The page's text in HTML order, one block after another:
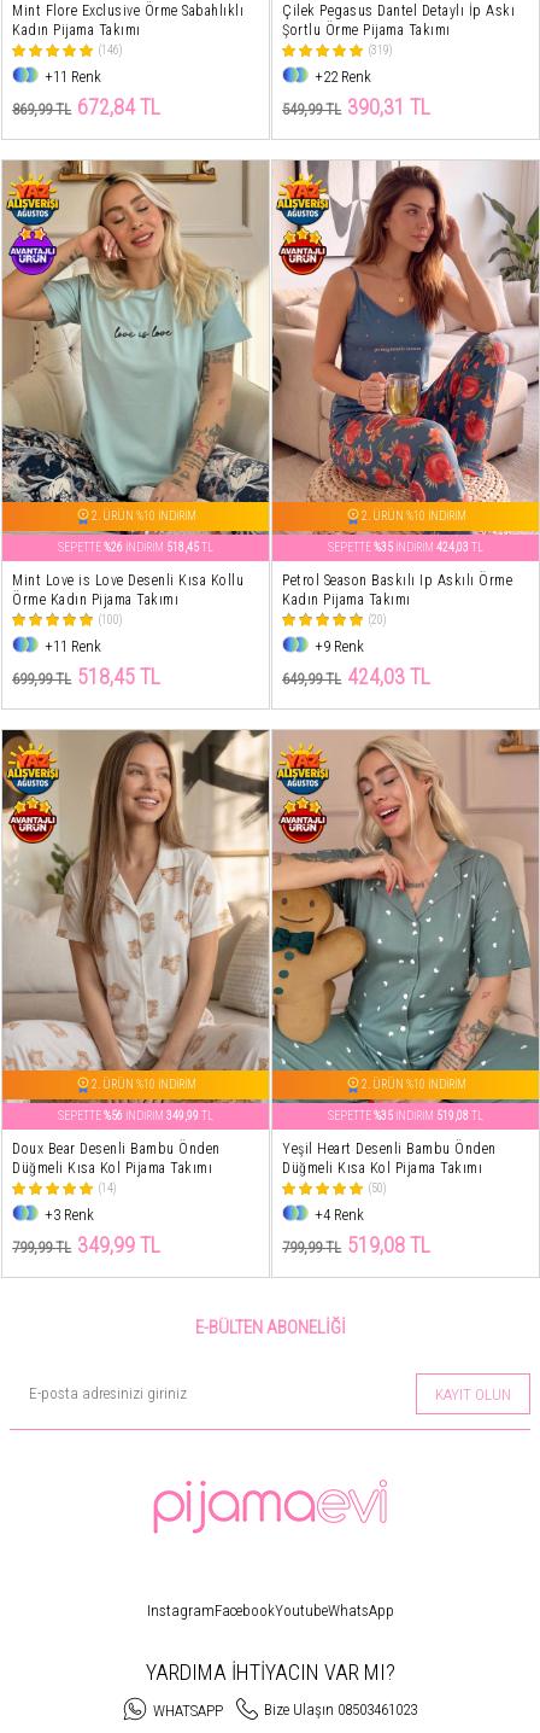
Mint Flore Exclusive Örme Sabahlıklı
Kadın Pijama Takımı
(146)
+11 Renk
869,99 TL 672,84 TL
Çilek Pegasus Dantel Detaylı İp Askı
Şortlu Örme Pijama Takımı
(319)
+22 Renk
549,99 TL 390,31 TL
2. ÜRÜN %10 İNDİRİM
SEPETTE%26 İNDİRİM 518,45TL
Mint Love is Love Desenli Kısa Kollu
Örme Kadın Pijama Takımı
(100)
+11 Renk
699,99 TL 518,45 TL
2. ÜRÜN %10 İNDİRİM
SEPETTE%35 İNDİRİM 424,03 TL
Petrol Season Baskılı Ip Askılı Örme
Kadın Pijama Takımı
(20)
+9 Renk
649,99 TL 424,03 TL
2. ÜRÜN %10 İNDİRİM
SEPETTE%56 İNDİRİM 349,99 TL
Doux Bear Desenli Bambu Önden
Düğmeli Kısa Kol Pijama Takımı
(14)
+3 Renk
799,99 TL 349,99 TL
2. ÜRÜN %10 İNDİRİM
SEPETTE%35 İNDİRİM 519,08 TL
Yeşil Heart Desenli Bambu Önden
Düğmeli Kısa Kol Pijama Takımı
(50)
+4 Renk
799,99 TL 519,08 TL
E-BÜLTEN ABONELIĞI
KAYIT OLUN
InstagramFacebookYoutubeWhatsApp
YARDIMA İHTİYACIN VAR MI?
WHATSAPP Bize Ulaşın 08503461023